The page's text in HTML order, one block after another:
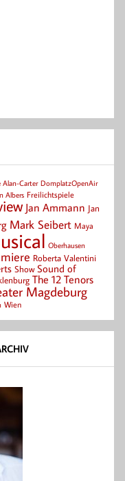
Alan-Carter DomplatzOpenAir
Albers Freilichtspiele
Jan Ammann Jan
Mark Seibert Maya
Oberhausen
Roberta Valentini
Show Sound of
The 12 Tenors
Magdeburg
Wien